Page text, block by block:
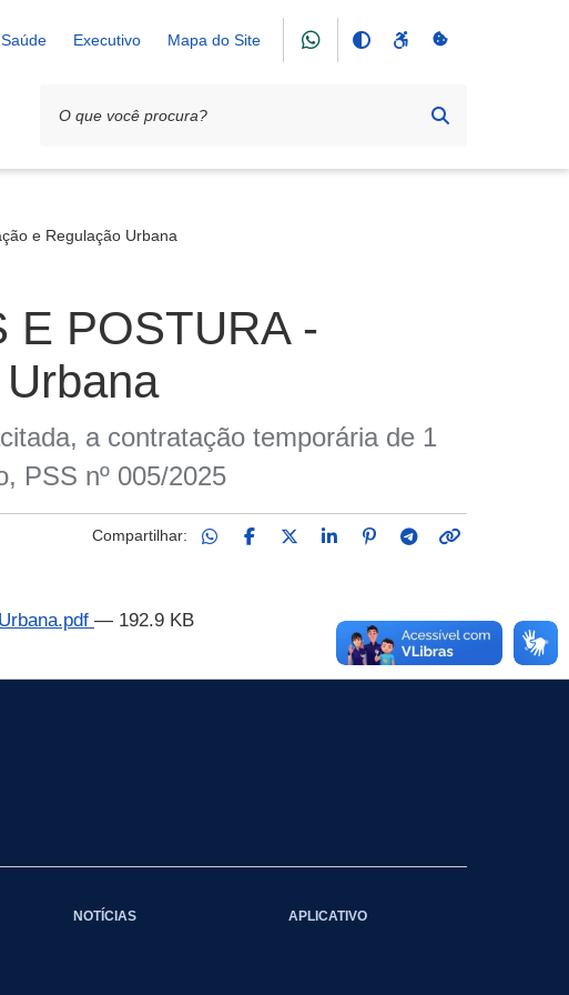
Executivo Mapa do Site
e Regulação Urbana
E POSTURA -
a contratação temporária de 1
PSS nº 005/2025
Compartilhar:
— 192.9 KB
NOTÍCIAS APLICATIVO